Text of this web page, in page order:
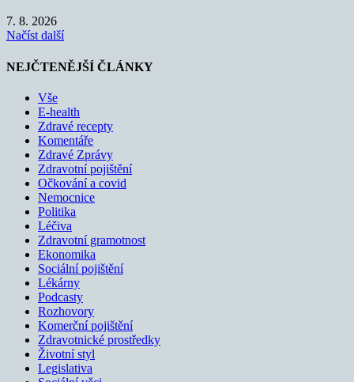
7. 8. 2026
Načíst další
NEJČTENĚJŠÍ ČLÁNKY
Vše
E-health
Zdravé recepty
Komentáře
Zdravé Zprávy
Zdravotní pojištění
Očkování a covid
Nemocnice
Politika
Léčiva
Zdravotní gramotnost
Ekonomika
Sociální pojištění
Lékárny
Podcasty
Rozhovory
Komerční pojištění
Zdravotnické prostředky
Životní styl
Legislativa